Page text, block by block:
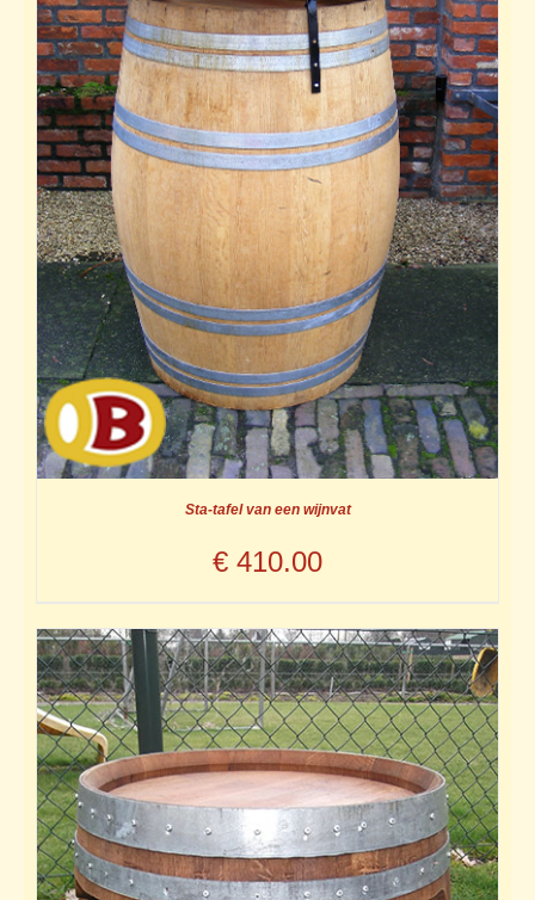
Sta-tafel van een wijnvat
€ 410.00